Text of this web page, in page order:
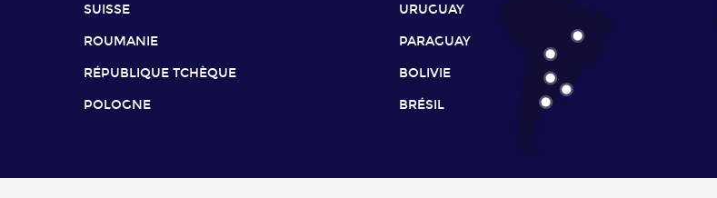
SUISSE
ROUMANIE
RÉPUBLIQUE TCHÈQUE
POLOGNE
URUGUAY
PARAGUAY
BOLIVIE
BRÉSIL